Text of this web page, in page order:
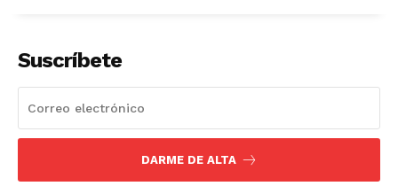
SUSCRÍBETE AHORA
Suscríbete
DARME DE ALTA